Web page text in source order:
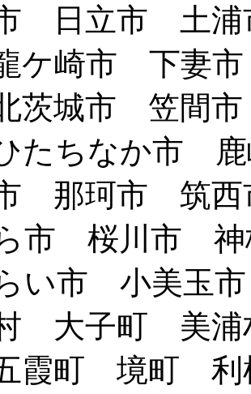
日立市 土
ケ崎市 下妻
茨城市 笠間
たちなか市
那珂市 筑
市 桜川市
い市 小美
大子町 美
霞町 境町 利